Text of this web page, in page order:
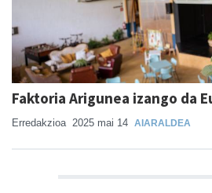
Faktoria Arigunea izango da
Erredakzioa 2025 mai 14 AIARALDEA